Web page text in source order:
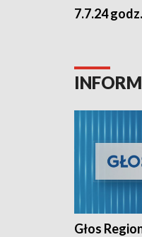
7.7.24
Głos